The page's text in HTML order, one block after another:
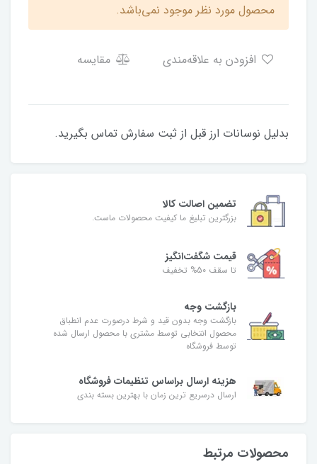
محصول مورد نظر موجود نمی‌باشد.
مقایسه
بدلیل نوسانات ارز قبل از ثبت سفارش تماس بگیرید.
تضمین اصالت کالا
بزرگترین تبلیغ ما کیفیت محصولات ماست.
قیمت شگفت‌انگیز
تا سقف 50% تخفیف
بازگشت وجه
بازگشت وجه بدون قید و شرط درصورت عدم انطباق
محصول انتخابی توسط مشتری با محصول ارسال شده
توسط فروشگاه
هزینه ارسال براساس تنظیمات فروشگاه
ارسال درسریع ترین زمان با بهترین بسته بندی
محصولات مرتبط